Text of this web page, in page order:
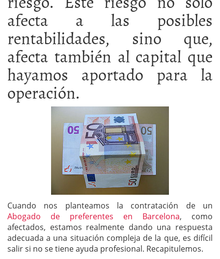
afecta a las posibles
rentabilidades, sino que,
afecta también al capital que
hayamos aportado para la
operación.
Cuando nos planteamos la contratación de un
Abogado de preferentes en Barcelona, como
afectados, estamos realmente dando una respuesta
adecuada a una situación compleja de la que, es difícil
salir si no se tiene ayuda profesional. Recapitulemos.